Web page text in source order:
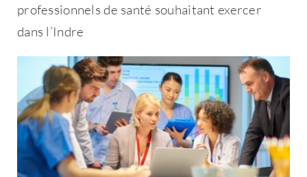
professionnels de santé souhaitant exercer
dans l’Indre